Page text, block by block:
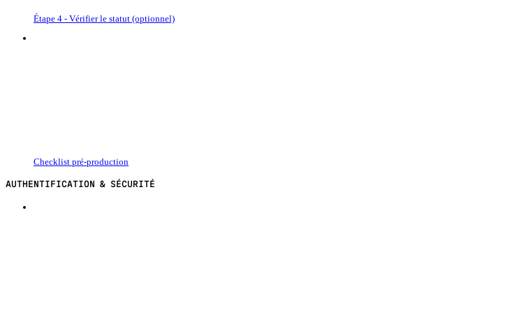
Étape 4 - Vérifier le statut (optionnel)
Checklist pré-production
AUTHENTIFICATION & SÉCURITÉ